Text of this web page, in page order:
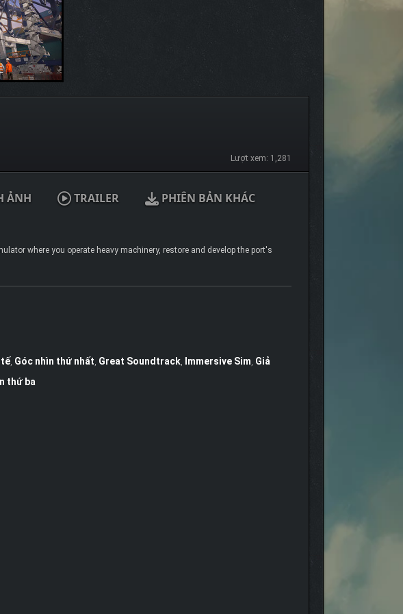
Lượt xem: 1,281
ẢNH TRAILER PHIÊN BẢN KHÁC
where you operate heavy machinery, restore and develop the port's
tế, Góc nhìn thứ nhất Great Soundtrack, Immersive Sim Giả
thứ ba